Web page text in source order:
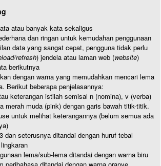
atau banyak kata sekaligus
dan ringan untuk kemudahan penggunaan
data yang sangat cepat, pengguna tidak perlu
refresh) jendela atau laman web (website)
berikutnya
dengan warna yang memudahkan mencari lema
Berikut beberapa penjelasannya:
keterangan istilah semisal n (nomina), v (verba)
merah muda (pink) dengan garis bawah titik-titik.
untuk melihat keterangannya (belum semua ada
dan seterusnya ditandai dengan huruf tebal
lema/sub-lema ditandai dengan warna biru